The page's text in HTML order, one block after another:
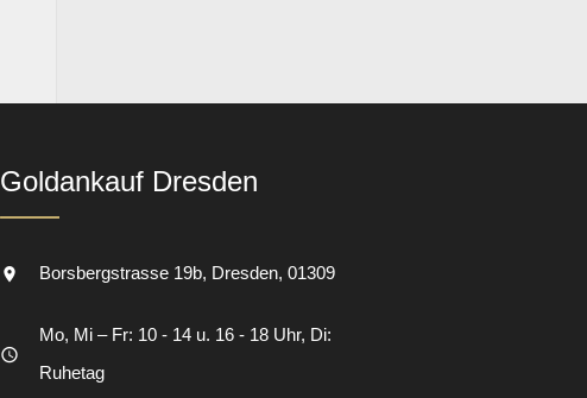
Goldankauf Dresden
Borsbergstrasse 19b Dresden 01309
Mo, Mi – Fr: 10 - 14 u. 16 - 18 Uhr, Di:
Ruhetag